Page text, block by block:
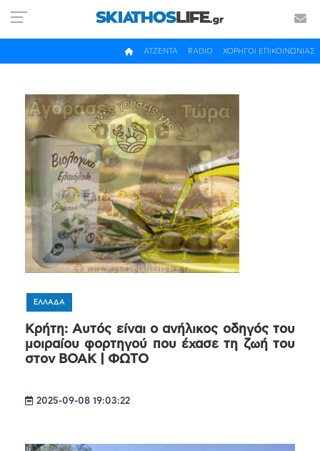
ΧΟΡΗΓΟΙ ΕΠΙΚΟΙΝΩΝΙΑΣ
RADIO
ΑΤΖΕΝΤΑ
ΕΛΛΑΔΑ
Κρήτη: Αυτός είναι ο ανήλικος οδηγός του
μοιραίου φορτηγού που έχασε τη ζωή του
στον ΒΟΑΚ | ΦΩΤΟ
2025-09-08 19:03:22